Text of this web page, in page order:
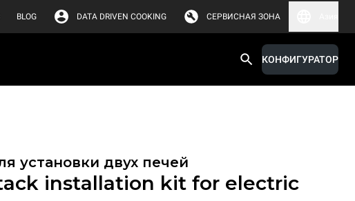
BLOG DATA DRIVEN COOKING СЕРВИСНАЯ ЗОНА
КОНФИГУРАТОР
установки двух печей
installation kit for electric